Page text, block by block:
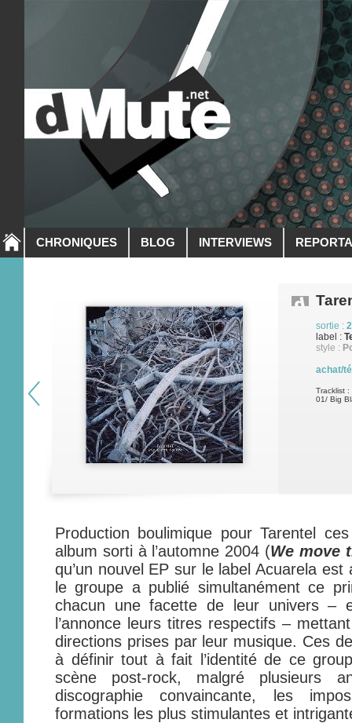
CHRONIQUES BLOG INTERVIEWS
sortie :
label :
style :
achat/
Tracklist :
01/ Big
Production boulimique pour Tarentel
album sorti à l’automne 2004 (We move
qu’un nouvel EP sur le label Acuarela est
le groupe a publié simultanément ce
chacun une facette de leur univers
l’annonce leurs titres respectifs –
directions prises par leur musique. Ces
à définir tout à fait l’identité de ce
scène post-rock, malgré plusieurs
discographie convaincante, les
formations les plus stimulantes et